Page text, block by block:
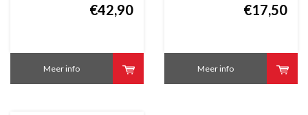
€42,90
Meer info
€17,50
Meer info